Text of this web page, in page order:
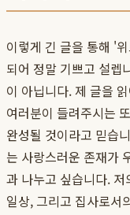
이렇게 긴 글을 통해 '
되어 정말 기쁘고 설렙
이 아닙니다. 제 글을
여러분이 들려주시는
완성될 것이라고 믿습
는 사랑스러운 존재가
과 나누고 싶습니다.
일상, 그리고 집사로서